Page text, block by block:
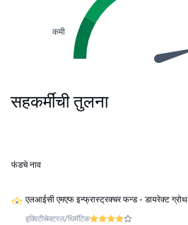
कमी
सहकर्मींची तुलना
फंडचे नाव
एलआईसी एमएफ इन्फ्रास्ट्रक्चर फन्ड - डायरेक्ट ग्रोथ
इक्विटीसेक्टरल/थिमॅटिक